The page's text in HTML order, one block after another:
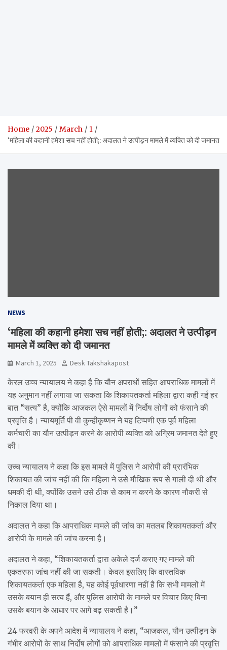
Home 2025 March
1
‘महिला की कहानी हमेशा सच नहीं होती;: अदालत ने उत्पीड़न मामले में व्यक्ति को दी जमानत
NEWS
‘महिला की कहानी हमेशा सच नहीं होती;: अदालत ने उत्पीड़न
मामले में व्यक्ति को दी जमानत
March 1, 2025 Desk Takshakapost
केरल उच्च न्यायालय ने कहा है कि यौन अपराधों सहित आपराधिक मामलों में
यह अनुमान नहीं लगाया जा सकता कि शिकायतकर्ता महिला द्वारा कही गई हर
बात “सत्य” है, क्योंकि आजकल ऐसे मामलों में निर्दोष लोगों को फंसाने की
प्रवृत्ति है। न्यायमूर्ति पी वी कुन्हीकृष्णन ने यह टिप्पणी एक पूर्व महिला
कर्मचारी का यौन उत्पीड़न करने के आरोपी व्यक्ति को अग्रिम जमानत देते हुए
की।
उच्च न्यायालय ने कहा कि इस मामले में पुलिस ने आरोपी की प्रारंभिक
शिकायत की जांच नहीं की कि महिला ने उसे मौखिक रूप से गाली दी थी और
धमकी दी थी, क्योंकि उसने उसे ठीक से काम न करने के कारण नौकरी से
निकाल दिया था।
अदालत ने कहा कि आपराधिक मामले की जांच का मतलब शिकायतकर्ता और
आरोपी के मामले की जांच करना है।
अदालत ने कहा, “शिकायतकर्ता द्वारा अकेले दर्ज कराए गए मामले की
एकतरफा जांच नहीं की जा सकती। केवल इसलिए कि वास्तविक
शिकायतकर्ता एक महिला है, यह कोई पूर्वधारणा नहीं है कि सभी मामलों में
उसके बयान ही सत्य हैं, और पुलिस आरोपी के मामले पर विचार किए बिना
उसके बयान के आधार पर आगे बढ़ सकती है।”
24 फरवरी के अपने आदेश में न्यायालय ने कहा, “आजकल, यौन उत्पीड़न के
गंभीर आरोपों के साथ निर्दोष लोगों को आपराधिक मामलों में फंसाने की प्रवृत्ति